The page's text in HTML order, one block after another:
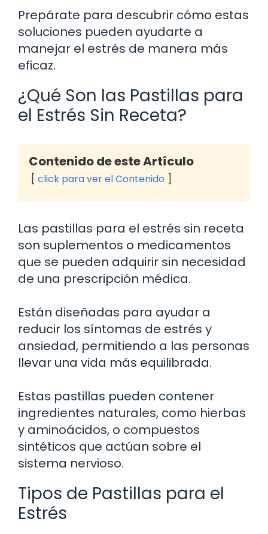
Prepárate para descubrir cómo estas
soluciones pueden ayudarte a
manejar el estrés de manera más
eficaz.
¿Qué Son las Pastillas para
el Estrés Sin Receta?
Contenido de este Artículo
click para ver el Contenido
Las pastillas para el estrés sin receta
son suplementos o medicamentos
que se pueden adquirir sin necesidad
de una prescripción médica.
Están diseñadas para ayudar a
reducir los síntomas de estrés y
ansiedad, permitiendo a las personas
llevar una vida más equilibrada.
Estas pastillas pueden contener
ingredientes naturales, como hierbas
y aminoácidos, o compuestos
sintéticos que actúan sobre el
sistema nervioso.
Tipos de Pastillas para el
Estrés